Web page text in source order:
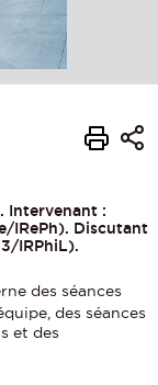
Intervenant :
IRePh). Discutant
IRPhiL).
des séances
des séances
et des